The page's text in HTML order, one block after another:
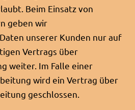
Beim Einsatz von
geben wir
unserer Kunden nur auf
Vertrags über
weiter. Im Falle einer
wird ein Vertrag über
geschlossen.